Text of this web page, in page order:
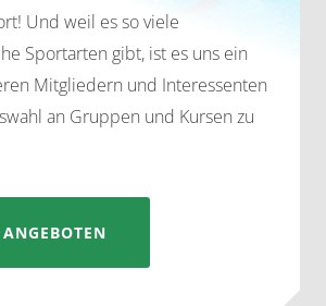
Und weil es so viele
Sportarten gibt, ist es uns ein
Mitgliedern und Interessenten
an Gruppen und Kursen zu